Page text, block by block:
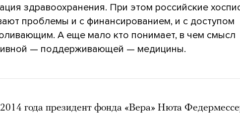
здравоохранения. При этом российские
проблемы и с финансированием, и с доступом
А еще мало кто понимает, в чем смысл
— поддерживающей — медицины.
года президент фонда «Вера» Нюта